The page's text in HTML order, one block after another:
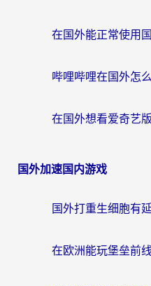
国外加速国内游戏